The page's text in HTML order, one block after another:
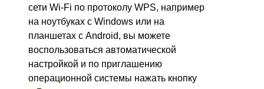
сети Wi-Fi по протоколу WPS, например
на ноутбуках с Windows или на
планшетах с Android, вы можете
воспользоваться автоматической
настройкой и по приглашению
операционной системы нажать кнопку